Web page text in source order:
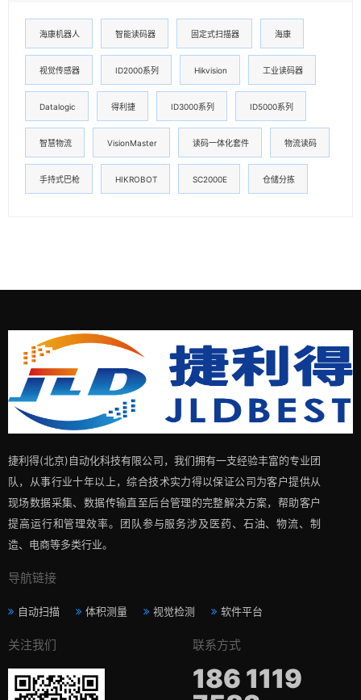
海康机器人 智能读码器 固定式扫描器 海康
视觉传感器 ID2000系列 Hikvision 工业读码器
Datalogic 得利捷 ID3000系列 ID5000系列
智慧物流 VisionMaster 读码一体化套件 物流读码
手持式巴枪 HIKROBOT SC2000E 仓储分拣
捷利得(北京)自动化科技有限公司，我们拥有一支经验丰富的专业团
队，从事行业十年以上，综合技术实力得以保证公司为客户提供从
现场数据采集、数据传输直至后台管理的完整解决方案，帮助客户
提高运行和管理效率。团队参与服务涉及医药、石油、物流、制
造、电商等多类行业。
导航链接
自动扫描 体积测量 视觉检测 软件平台
关注我们 联系方式
186 1119